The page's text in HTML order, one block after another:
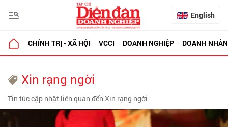
English
CHÍNH TRỊ - XÃ HỘI VCCI DOANH NGHIỆP DOANH NHÂN
Xin rạng ngời
Tin tức cập nhật liên quan đến Xin rạng ngời